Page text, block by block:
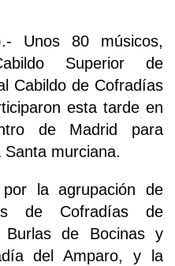
Unos 80 músicos,
Superior de
Cabildo de Cofradías
esta tarde en
de Madrid para
murciana.
la agrupación de
de Cofradías de
de Bocinas y
del Amparo, y la